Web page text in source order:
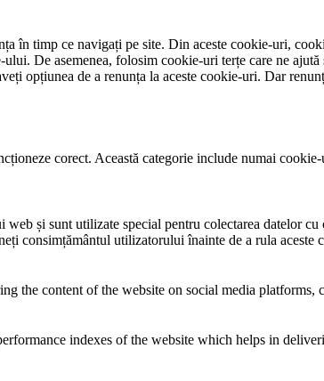
în timp ce navigați pe site. Din aceste cookie-uri,
De asemenea, folosim cookie-uri terțe care ne
opțiunea de a renunța la aceste cookie-uri. Dar
corect. Această categorie include numai
și sunt utilizate special pentru colectarea datelor
consimțământul utilizatorului înainte de a rula aceste
the content of the website on social media platforms,
indexes of the website which helps in